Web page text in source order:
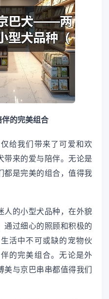
的完美组合
给我们带来了可爱和欢
带来的爱与陪伴。无论是
都是完美的组合，值得我
人的小型犬品种，在外貌
通过细心的照顾和积极的
活中不可或缺的宠物伙
的完美组合。无论是外
美与京巴串串都值得我们